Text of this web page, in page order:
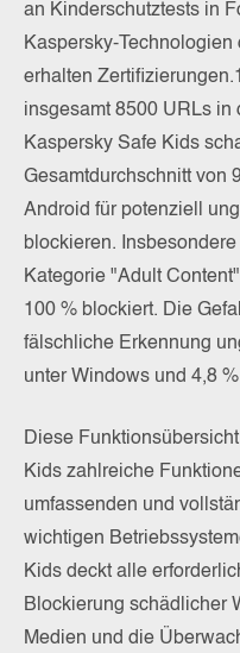
an Kinderschutztests in
Kaspersky-
erhalten
insgesamt 8500 URLs in
Kaspersky Safe Kids
Gesamtdurchschnitt von
Android für potenziell
blockieren.
Kategorie "Adult
100 % blockiert. Die
fälschliche Erkennung
unter Windows und 4,8
Diese
Kids zahlreiche
umfassenden und
wichtigen
Kids deckt alle
Blockierung schädlicher
Medien und die